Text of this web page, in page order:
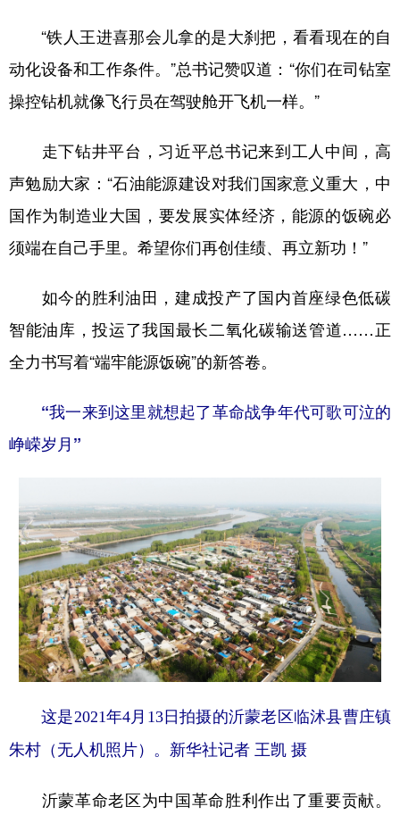
“铁人王进喜那会儿拿的是大刹把，看看现在的自
动化设备和工作条件。”总书记赞叹道：“你们在司钻室
操控钻机就像飞行员在驾驶舱开飞机一样。”
走下钻井平台，习近平总书记来到工人中间，高
声勉励大家：“石油能源建设对我们国家意义重大，中
国作为制造业大国，要发展实体经济，能源的饭碗必
须端在自己手里。希望你们再创佳绩、再立新功！”
如今的胜利油田，建成投产了国内首座绿色低碳
智能油库，投运了我国最长二氧化碳输送管道……正
全力书写着“端牢能源饭碗”的新答卷。
“我一来到这里就想起了革命战争年代可歌可泣的
峥嵘岁月”
这是2021年4月13日拍摄的沂蒙老区临沭县曹庄镇
朱村（无人机照片）。新华社记者 王凯 摄
沂蒙革命老区为中国革命胜利作出了重要贡献。